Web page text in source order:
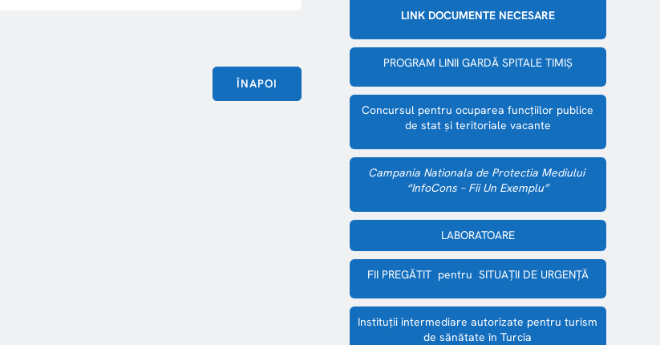
ÎNAPOI
LINK DOCUMENTE NECESARE
PROGRAM LINII GARDĂ SPITALE TIMIȘ
Concursul pentru ocuparea funcțiilor publice
de stat și teritoriale vacante
Campania Nationala de Protectia Mediului
“InfoCons – Fii Un Exemplu”
LABORATOARE
FII PREGĂTIT pentru SITUAȚII DE URGENȚĂ
Instituții intermediare autorizate pentru turism
de sănătate în Turcia